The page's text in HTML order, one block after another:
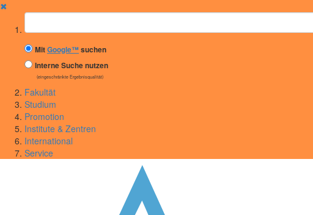
✖
Suchbegriff
MitGoogle™suchen
Interne Suche nutzen
(eingeschränkte Ergebnisqualität)
Fakultät
Studium
Promotion
Institute & Zentren
International
Service